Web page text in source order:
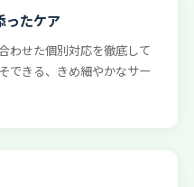
ったケア
わせた個別対応を徹底して
できる、きめ細やかなサー